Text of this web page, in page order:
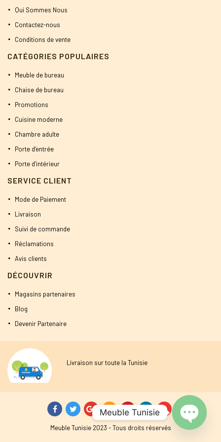
Qui Sommes Nous
Contactez-nous
Conditions de vente
CATÉGORIES POPULAIRES
Meuble de bureau
Chaise de bureau
Promotions
Cuisine moderne
Chambre adulte
Porte d’entrée
Porte d’intérieur
SERVICE CLIENT
Mode de Paiement
Livraison
Suivi de commande
Réclamations
Avis clients
DÉCOUVRIR
Magasins partenaires
Blog
Devenir Partenaire
Livraison sur toute la Tunisie
Meuble Tunisie 2023 - Tous droits réservés
Meuble Tunisie